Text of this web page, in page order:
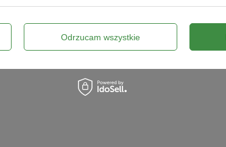
5/5 Opinia potwierdzona zakupem
2022-05-05 Grzegorz, Drawsko Pomorskie
Odrzucam wszystkie